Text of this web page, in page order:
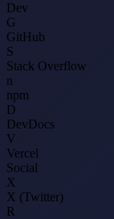
Dev
G
GitHub
S
Stack Overflow
n
npm
D
DevDocs
V
Vercel
Social
X
X (Twitter)
R